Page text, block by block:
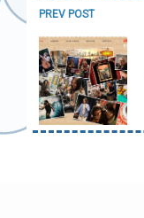
Bericht
navigatie
PREV POST